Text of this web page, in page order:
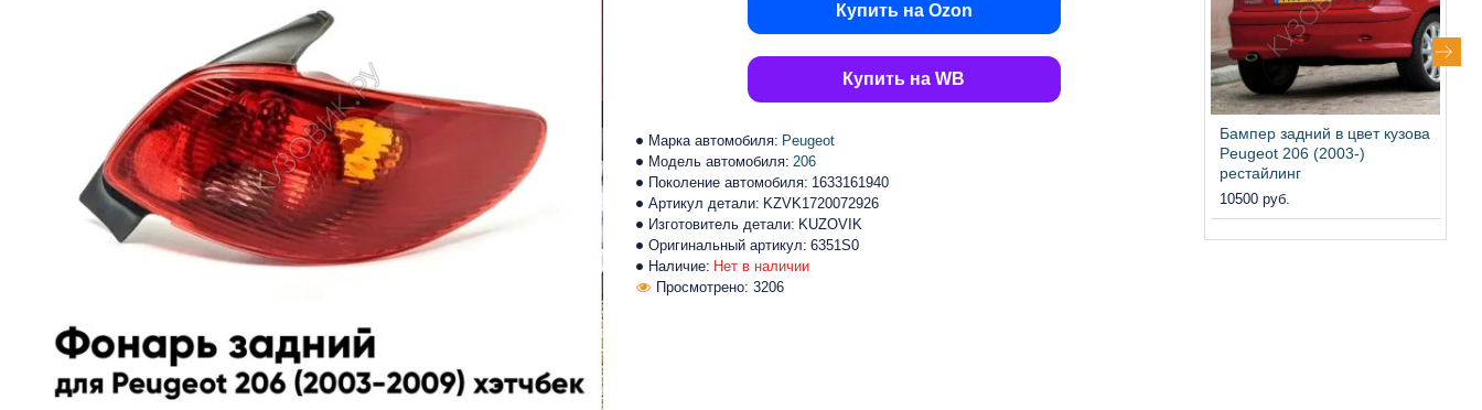
Наличие: Нет в наличии
Марка автомобиля: Peugeot
Модель автомобиля: 206
Поколение автомобиля: 1633161940
Артикул детали: KZVK1720072926
Изготовитель детали: KUZOVIK
Оригинальный артикул: 6351S0
Просмотрено: 3206
Купить на Ozon
Купить на WB
Бампер задний в цвет кузова
Peugeot 206 (2003-)
рестайлинг
10500 руб.